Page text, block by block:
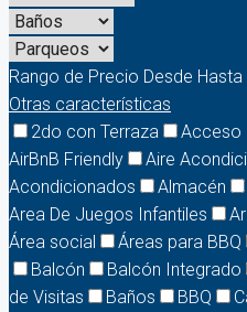
Rango de Precio Desde Hasta
Otras características
2do con Terraza
Acceso
AirBnB Friendly
Aire
Acondicionados
Almacén
Area De Juegos Infantiles
Área social
Áreas para BBQ
Balcón
Balcón Integrado
de Visitas
Baños BBQ